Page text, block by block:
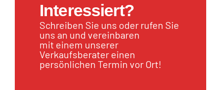
Interessiert?
Schreiben Sie uns oder rufen Sie
uns an und vereinbaren
mit einem unserer
Verkaufsberater einen
persönlichen Termin vor Ort!